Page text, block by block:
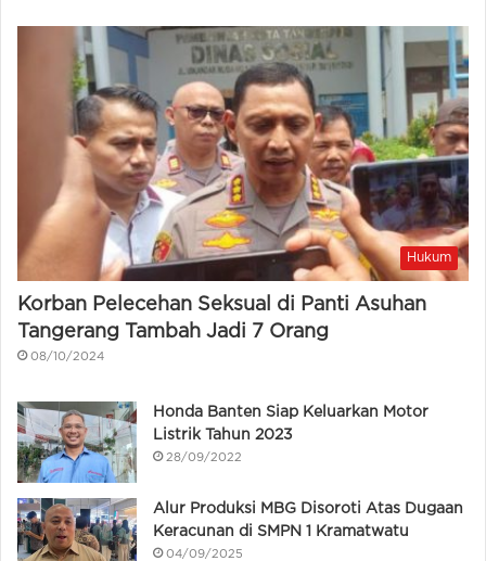
Hukum
Korban Pelecehan Seksual di Panti Asuhan
Tangerang Tambah Jadi 7 Orang
08/10/2024
Honda Banten Siap Keluarkan Motor
Listrik Tahun 2023
28/09/2022
Alur Produksi MBG Disoroti Atas Dugaan
Keracunan di SMPN 1 Kramatwatu
04/09/2025